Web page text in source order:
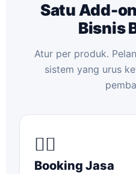
Satu Add-
Bisnis
Atur per produk.
sistem yang urus
🧑‍⚕️
Booking Jasa